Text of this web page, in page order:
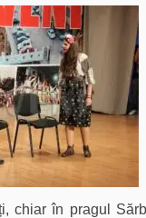
chiar în pragul